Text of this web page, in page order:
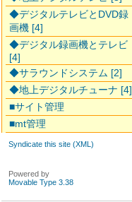
◆デジタルテレビとDVD録
画機 [4]
◆デジタル録画機とテレビ
[4]
◆サラウンドシステム [2]
◆地上デジタルチューナ [4]
■サイト管理
■mt管理
Syndicate this site (XML)
Powered by
Movable Type 3.38